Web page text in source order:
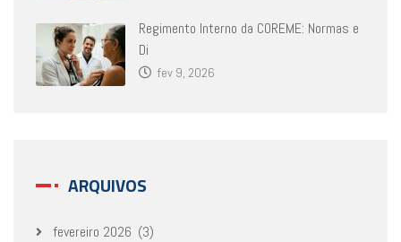
Regimento Interno da COREME: Normas e
Di
fev 9, 2026
ARQUIVOS
fevereiro 2026 (3)